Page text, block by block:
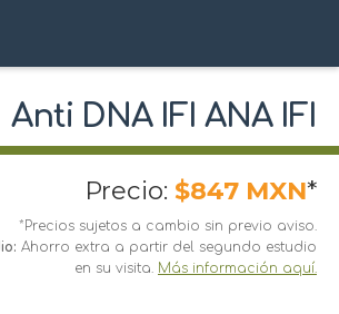
Anti DNA IFI ANA IFI
Precio: $847 MXN*
*Precios sujetos a cambio sin previo aviso.
Ahorro extra a partir del segundo estudio
en su visita. Más información aquí.